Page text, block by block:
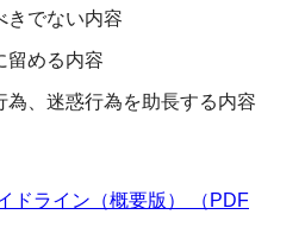
きでない内容
留める内容
為、迷惑行為を助長する内容
ドライン（概要版） （PDF